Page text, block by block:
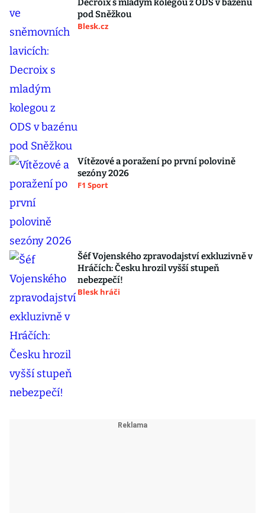
Decroix s mladým kolegou z ODS v bazénu
pod Sněžkou
Blesk.cz
Vítězové a poražení po první polovině
sezóny 2026
F1 Sport
Šéf Vojenského zpravodajství exkluzivně v
Hráčích: Česku hrozil vyšší stupeň
nebezpečí!
Blesk hráči